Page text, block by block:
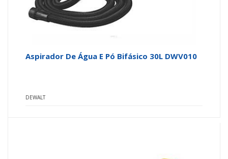
Aspirador De Água E Pó Bifásico 30L DWV010
DEWALT